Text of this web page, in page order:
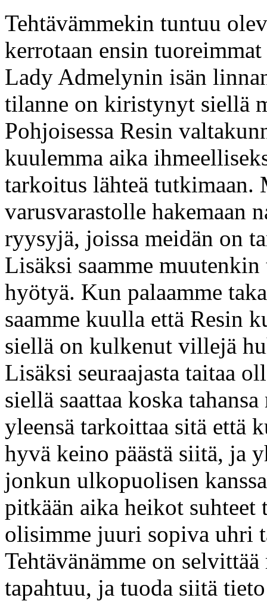
Tehtävämmekin tuntuu
kerrotaan ensin
Lady Admelynin isän
tilanne on kiristynyt siellä
Pohjoisessa Resin
kuulemma aika
tarkoitus lähteä tutkimaan.
varusvarastolle hakemaan
ryysyjä, joissa meidän on
Lisäksi saamme
hyötyä. Kun palaamme
saamme kuulla että Resin
siellä on kulkenut villejä
Lisäksi seuraajasta taitaa
siellä saattaa koska
yleensä tarkoittaa sitä että
hyvä keino päästä siitä, ja
jonkun ulkopuolisen
pitkään aika heikot
olisimme juuri sopiva uhri
Tehtävänämme on
tapahtuu, ja tuoda siitä